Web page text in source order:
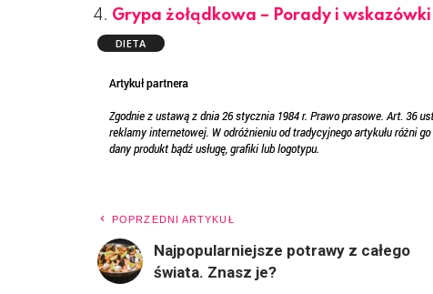
Grypa żołądkowa – Porady i wskazówki
DIETA
POPRZEDNI ARTYKUŁ
Najpopularniejsze potrawy z całego
świata. Znasz je?